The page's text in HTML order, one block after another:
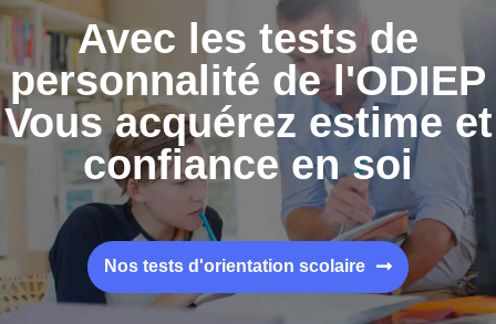
Avec les tests de
personnalité de l'ODIEP
Vous acquérez estime et
confiance en soi
Nos tests d'orientation scolaire